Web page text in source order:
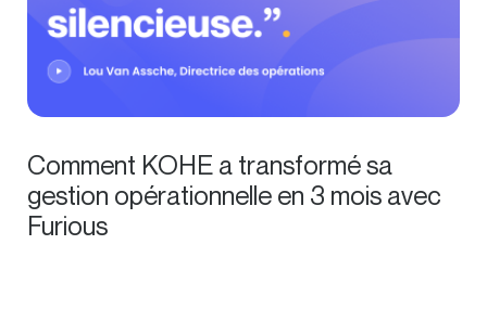
Comment KOHE a transformé sa
gestion opérationnelle en 3 mois avec
Furious